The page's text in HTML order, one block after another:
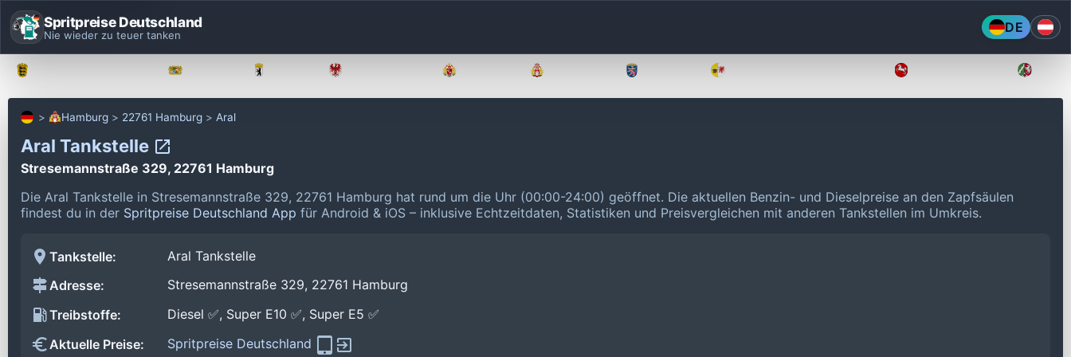
Spritpreise Deutschland
Nie wieder zu teuer tanken DE
Hamburg 22761 Hamburg Aral
Aral Tankstelle
Stresemannstraße 329, 22761 Hamburg
Die Aral Tankstelle in Stresemannstraße 329, 22761 Hamburg hat rund um die Uhr (00:00-24:00) geöffnet. Die aktuellen Benzin- und Dieselpreise an den Zapfsäulen
findest du in der Spritpreise Deutschland App für Android & iOS – inklusive Echtzeitdaten, Statistiken und Preisvergleichen mit anderen Tankstellen im Umkreis.
Tankstelle:
Aral Tankstelle
Adresse:
Stresemannstraße 329, 22761 Hamburg
Treibstoffe:
Diesel ✅, Super E10 ✅, Super E5 ✅
Aktuelle Preise:
Spritpreise Deutschland